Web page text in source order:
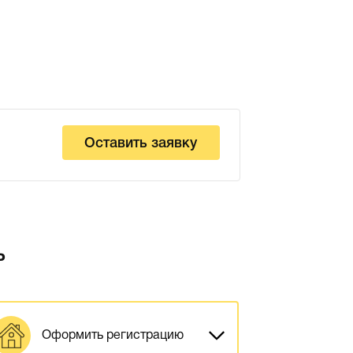
Оставить заявку
Оформить регистрацию